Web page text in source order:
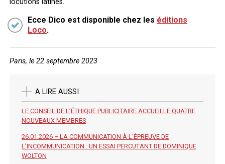
Ecce Dico est disponible chez les éditions
Loco.
Paris, le 22 septembre 2023
A LIRE AUSSI
LE CONSEIL DE L’ÉTHIQUE PUBLICITAIRE ACCUEILLE QUATRE
NOUVEAUX MEMBRES
26.01.2026 – LA COMMUNICATION À L’ÉPREUVE DE
L’INCOMMUNICATION : UN ESSAI PERCUTANT DE DOMINIQUE
WOLTON